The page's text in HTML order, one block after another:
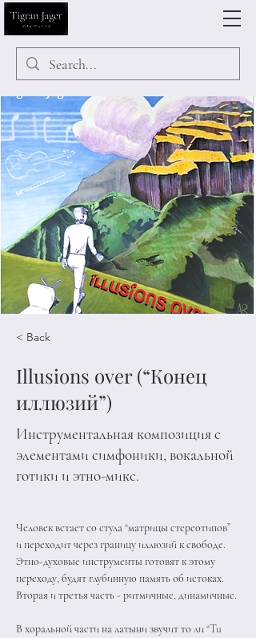
< Back
Illusions over (“Конец
иллюзий”)
Инструментальная композиция с
элементами симфоники, вокальной
готики и этно-микс.
Человек встает со стула “матрицы стереотипов”
и переходит через границу иллюзий к свободе.
Этно-духовые инструменты готовят к этому
переходу, будят глубинную память об истоках.
Вторая и третья часть - ритмичные, динамичные.
В хоральной части на латыни звучит то ли “Tu